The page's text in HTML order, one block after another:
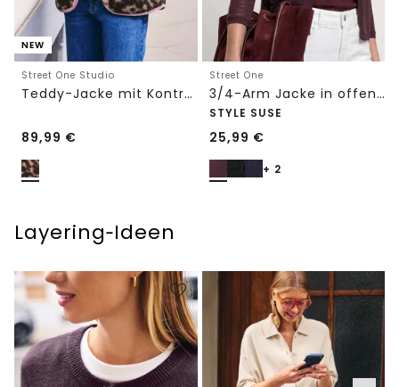
NEW
Street One Studio
Teddy-Jacke mit Kontrastdetail
89,99 €
Street One
3/4-Arm Jacke in offener Passform
STYLE SUSE
25,99 €
+ 2
Layering‑Ideen